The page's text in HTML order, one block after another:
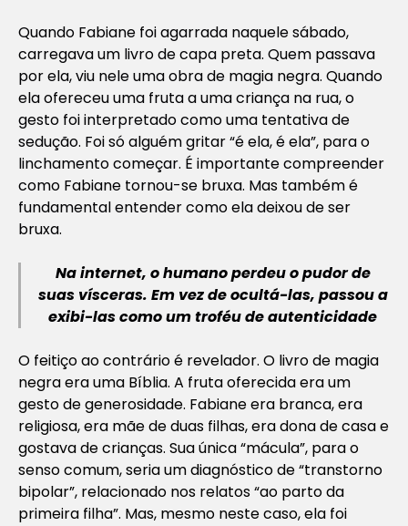
Quando Fabiane foi agarrada naquele sábado,
carregava um livro de capa preta. Quem passava
por ela, viu nele uma obra de magia negra. Quando
ela ofereceu uma fruta a uma criança na rua, o
gesto foi interpretado como uma tentativa de
sedução. Foi só alguém gritar “é ela, é ela”, para o
linchamento começar. É importante compreender
como Fabiane tornou-se bruxa. Mas também é
fundamental entender como ela deixou de ser
bruxa.
Na internet, o humano perdeu o pudor de
suas vísceras. Em vez de ocultá-las, passou a
exibi-las como um troféu de autenticidade
O feitiço ao contrário é revelador. O livro de magia
negra era uma Bíblia. A fruta oferecida era um
gesto de generosidade. Fabiane era branca, era
religiosa, era mãe de duas filhas, era dona de casa e
gostava de crianças. Sua única “mácula”, para o
senso comum, seria um diagnóstico de “transtorno
bipolar”, relacionado nos relatos “ao parto da
primeira filha”. Mas, mesmo neste caso, ela foi